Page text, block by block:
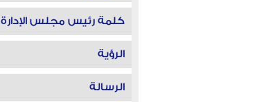
كلمة رئيس مجلس الإدارة
الرؤية
الرسالة